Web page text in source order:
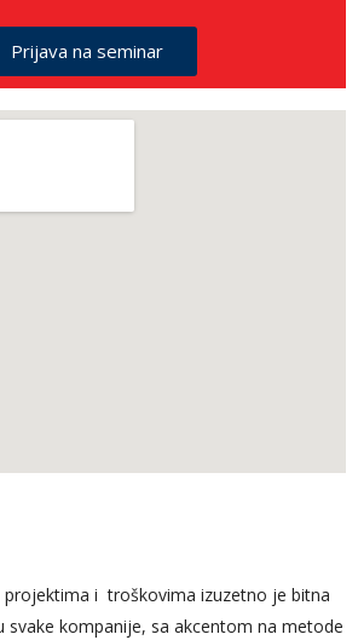
Prijava na seminar
projektima i troškovima izuzetno je bitna
svake kompanije, sa akcentom na metode